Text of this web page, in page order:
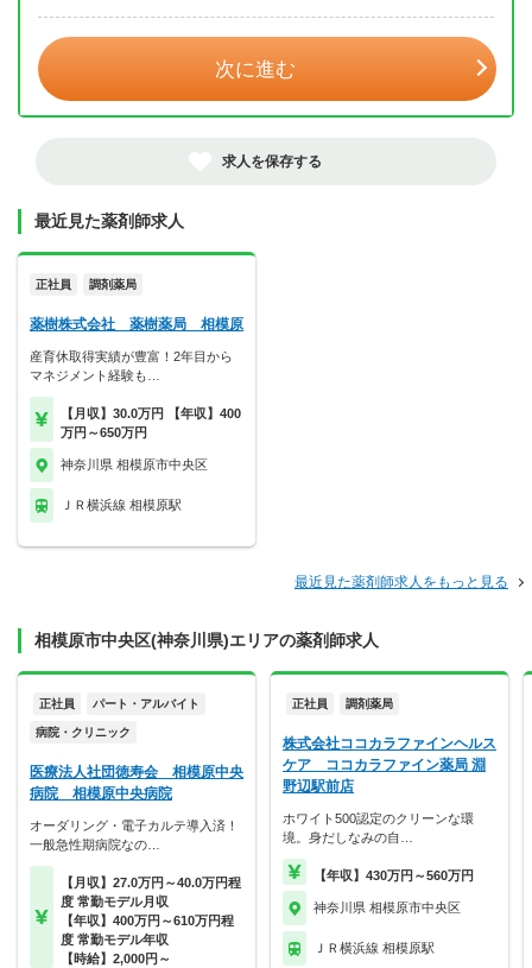
次に進む
求人を保存する
最近見た薬剤師求人
正社員 調剤薬局
薬樹株式会社 薬樹薬局 相模原
産育休取得実績が豊富！2年目から
マネジメント経験も…
【月収】30.0万円 【年収】400
万円～650万円
神奈川県 相模原市中央区
ＪＲ横浜線 相模原駅
最近見た薬剤師求人をもっと見る
相模原市中央区(神奈川県)エリアの薬剤師求人
正社員 パート・アルバイト
病院・クリニック
医療法人社団徳寿会 相模原中央
病院 相模原中央病院
オーダリング・電子カルテ導入済！
一般急性期病院なの…
【月収】27.0万円～40.0万円程
度 常勤モデル月収
【年収】400万円～610万円程
度 常勤モデル年収
【時給】2,000円～
正社員 調剤薬局
株式会社ココカラファインヘルス
ケア ココカラファイン薬局 淵
野辺駅前店
ホワイト500認定のクリーンな環
境。身だしなみの自…
【年収】430万円～560万円
神奈川県 相模原市中央区
ＪＲ横浜線 相模原駅